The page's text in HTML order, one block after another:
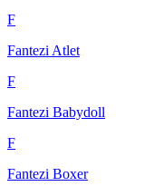
F
Fantezi Atlet
F
Fantezi Babydoll
F
Fantezi Boxer